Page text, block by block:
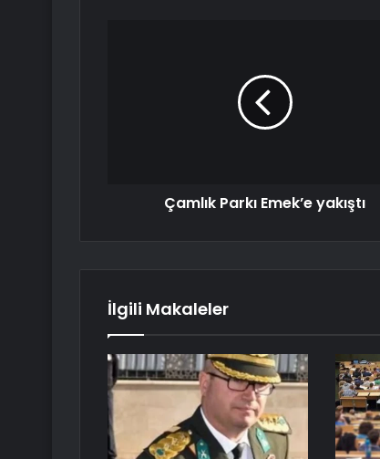
Çamlık Parkı Emek’e yakıştı
İlgili Makaleler